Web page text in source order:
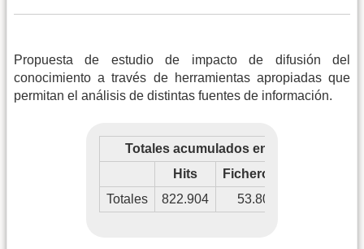
Propuesta de estudio de impacto de difusión del
conocimiento a través de herramientas apropiadas que
permitan el análisis de distintas fuentes de información.
Totales acumulados entre 2015-06 y
Hits
Ficheros
Totales
822.904 53.805